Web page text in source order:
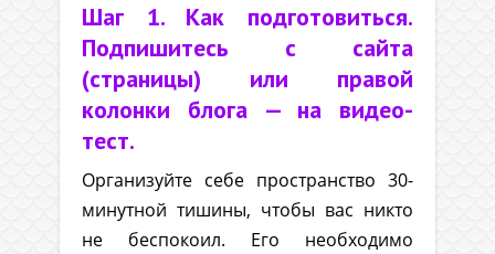
Шаг 1. Как подготовиться.
Подпишитесь с сайта
(страницы) или правой
колонки блога — на видео-
тест.
Организуйте себе пространство 30-
минутной тишины, чтобы вас никто
не беспокоил. Его необходимо